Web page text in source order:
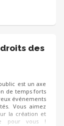
des
est un axe
de temps forts
événements
Vous aimez
la création et
pour vous !